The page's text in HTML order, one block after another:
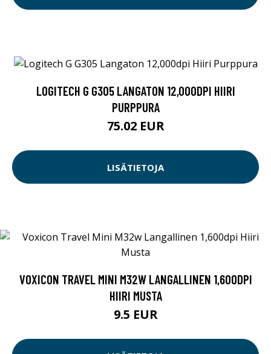
LOGITECH G G305 LANGATON 12,000DPI HIIRI
PURPPURA
75.02 EUR
LISÄTIETOJA
VOXICON TRAVEL MINI M32W LANGALLINEN 1,600DPI
HIIRI MUSTA
9.5 EUR